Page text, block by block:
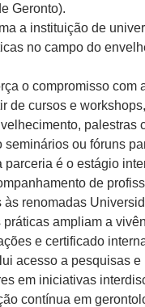
Geronto).
a instituição de
no campo do
o compromisso
de cursos e
seminários ou fóruns
parceria é o estágio
de
às renomadas
práticas ampliam a
e certificado
acesso a pesquisas
em iniciativas
contínua em